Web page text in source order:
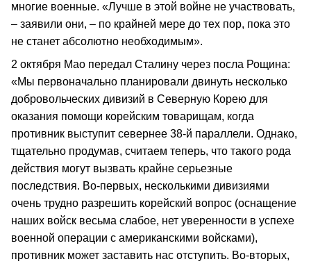
многие военные. «Лучше в этой войне не участвовать,
– заявили они, – по крайней мере до тех пор, пока это
не станет абсолютно необходимым».
2 октября Мао передал Сталину через посла Рощина:
«Мы первоначально планировали двинуть несколько
добровольческих дивизий в Северную Корею для
оказания помощи корейским товарищам, когда
противник выступит севернее 38-й параллели. Однако,
тщательно продумав, считаем теперь, что такого рода
действия могут вызвать крайне серьезные
последствия. Во-первых, несколькими дивизиями
очень трудно разрешить корейский вопрос (оснащение
наших войск весьма слабое, нет уверенности в успехе
военной операции с американскими войсками),
противник может заставить нас отступить. Во-вторых,